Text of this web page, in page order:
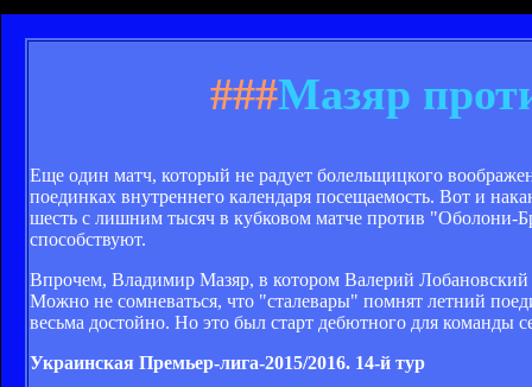
###Мазяр
Еще один матч, который не радует болельщицкого
поединках внутреннего календаря посещаемость. Вот и
шесть с лишним тысяч в кубковом матче против "Оболони-
способствуют.
Впрочем, Владимир Мазяр, в котором Валерий
Можно не сомневаться, что "сталевары" помнят летний
весьма достойно. Но это был старт дебютного для
Украинская Премьер-лига-2015/2016. 14-й тур